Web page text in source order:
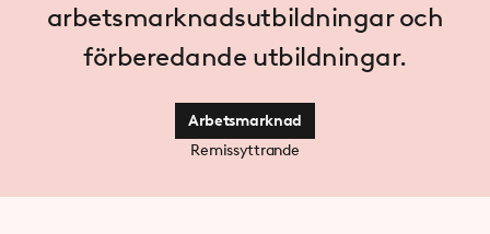
arbetsmarknadsutbildningar och
förberedande utbildningar.
Arbetsmarknad
Remissyttrande